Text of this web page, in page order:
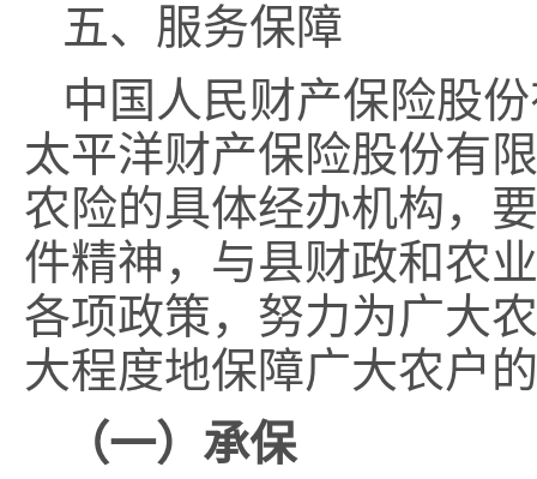
五、服务保障
中国人民财产保险股
太平洋财产保险股份有
农险的具体经办机构，
件精神，与县财政和农
各项政策，努力为广大
大程度地保障广大农户
（一）承保